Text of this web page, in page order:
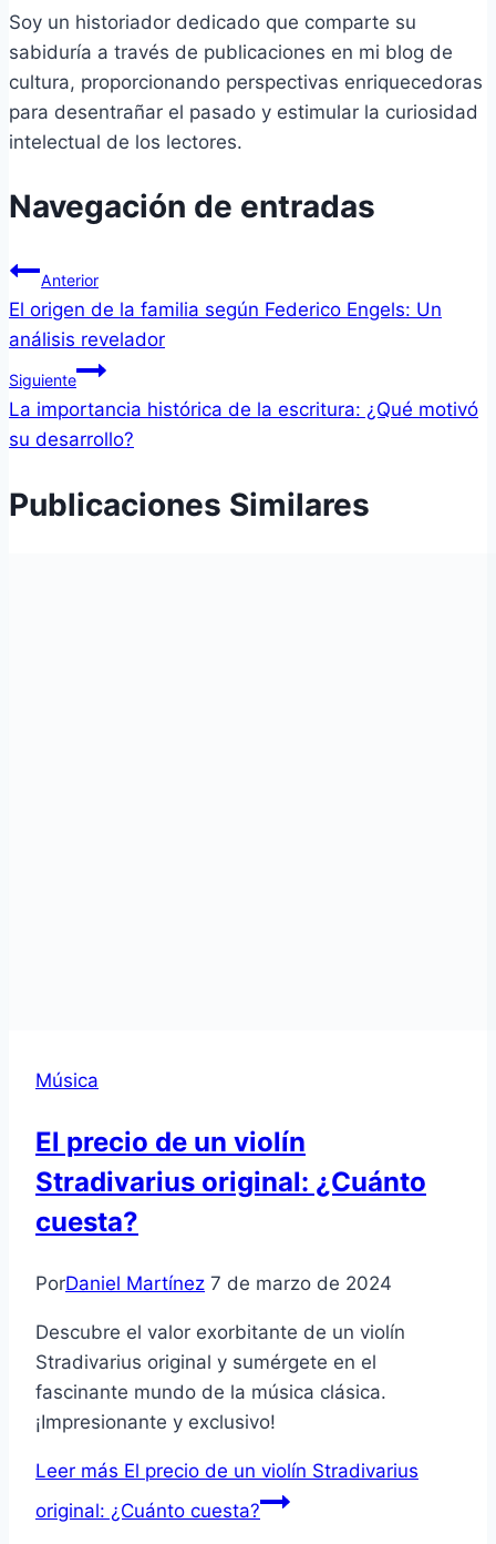
Soy un historiador dedicado que comparte su
sabiduría a través de publicaciones en mi blog de
cultura, proporcionando perspectivas enriquecedoras
para desentrañar el pasado y estimular la curiosidad
intelectual de los lectores.
Navegación de entradas
Anterior
El origen de la familia según Federico Engels: Un
análisis revelador
Siguiente
La importancia histórica de la escritura: ¿Qué motivó
su desarrollo?
Publicaciones Similares
Música
El precio de un violín
Stradivarius original: ¿Cuánto
cuesta?
PorDaniel Martínez 7 de marzo de 2024
Descubre el valor exorbitante de un violín
Stradivarius original y sumérgete en el
fascinante mundo de la música clásica.
¡Impresionante y exclusivo!
Leer más El precio de un violín Stradivarius
original: ¿Cuánto cuesta?